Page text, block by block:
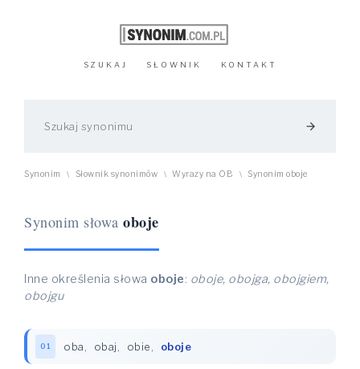
SZUKAJ SŁOWNIK KONTAKT
arrow_forward
Synonim \ Słownik synonimów \ Wyrazy na OB \ Synonim oboje
Synonim słowa oboje
Inne określenia słowa oboje: oboje, obojga, obojgiem,
obojgu
01 oba obaj obie oboje